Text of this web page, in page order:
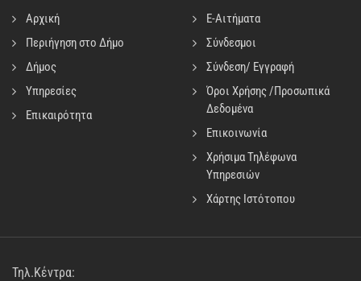
Αρχική
Περιήγηση στο Δήμο
Δήμος
Υπηρεσίες
Επικαιρότητα
E-Αιτήματα
Σύνδεσμοι
Σύνδεση/ Εγγραφή
Όροι Χρήσης /Προσωπικά
Δεδομένα
Επικοινωνία
Χρήσιμα Τηλέφωνα
Υπηρεσιών
Χάρτης Ιστότοπου
Τηλ.Κέντρα: